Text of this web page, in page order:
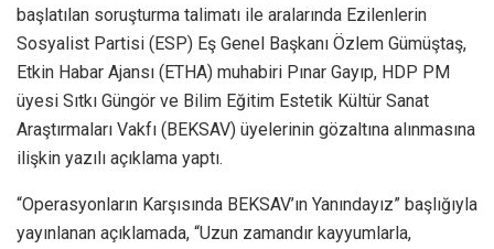
başlatılan soruşturma talimatı ile aralarında Ezilenlerin
Sosyalist Partisi (ESP) Eş Genel Başkanı Özlem Gümüştaş,
Etkin Habar Ajansı (ETHA) muhabiri Pınar Gayıp, HDP PM
üyesi Sıtkı Güngör ve Bilim Eğitim Estetik Kültür Sanat
Araştırmaları Vakfı (BEKSAV) üyelerinin gözaltına alınmasına
ilişkin yazılı açıklama yaptı.
“Operasyonların Karşısında BEKSAV’ın Yanındayız” başlığıyla
yayınlanan açıklamada, “Uzun zamandır kayyumlarla,